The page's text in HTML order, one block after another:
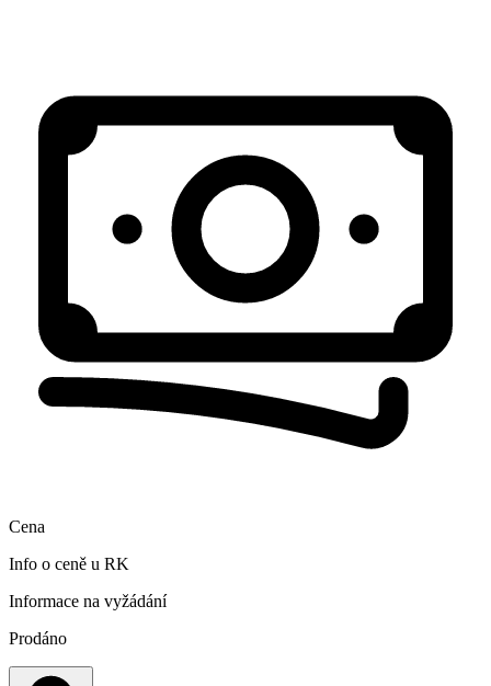
Cena
Info o ceně u RK
Informace na vyžádání
Prodáno